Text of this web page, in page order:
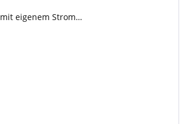
eigenem Strom…